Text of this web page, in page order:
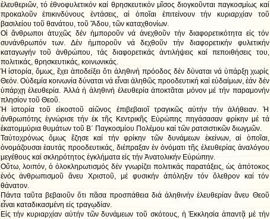
ἐλευθεριῶν, τό ἐθνοφυλετικόν καί θρησκευτικόν μῖσος διογκοῦνται παγκοσμίως καί
προκαλοῦν ἐπικινδύνους ἐντάσεις, αἱ ὁποῖαι ἐπιτείνουν τήν κυριαρχίαν τοῦ
βασιλείου τοῦ θανάτου, τοῦ Ἅδου, τῶν καταχθονίων.
Οἱ ἄνθρωποι ἀτυχῶς δέν ἠμποροῦν νά ἀνεχθοῦν τήν διαφορετικότητα εἰς τόν
συνάνθρωπόν των. Δέν ἠμποροῦν νά δεχθοῦν τήν διαφορετικήν φυλετικήν
καταγωγήν τοῦ ἀνθρώπου, τάς διαφορετικάς ἀντιλήψεις καί πεποιθήσεις του,
πολιτικάς, θρησκευτικάς, κοινωνικάς.
Ἡ ἱστορία, ὅμως, ἔχει ἀποδείξει ὅτι ἀληθινή πρόοδος δέν δύναται νά ὑπάρξῃ χωρίς
Θεόν. Οὐδεμία κοινωνία δύναται νά εἶναι ἀληθῶς προοδευτική καί εὐδαίμων, ἐάν δέν
ὑπάρχῃ ἐλευθερία. Ἀλλά ἡ ἀληθινή ἐλευθερία ἀποκτᾶται μόνον μέ τήν παραμονήν
πλησίον τοῦ Θεοῦ.
Ἡ ἱστορία τοῦ εἰκοστοῦ αἰῶνος ἐπιβεβαιοῖ τραγικῶς αὐτήν τήν ἀλήθειαν. Ἡ
ἀνθρωπότης ἐγνώρισε τήν ἐκ τῆς Κεντρικῆς Εὐρώπης πηγάσασαν φρίκην μέ τά
ἑκατομμύρια θυμάτων τοῦ Β΄ Παγκοσμίου Πολέμου καί τῶν ρατσιστικῶν διωγμῶν.
Ταὐτοχρόνως ὅμως ἔζησε καί τήν φρίκην τῶν δυνάμεων ἐκείνων, αἱ ὁποῖαι,
ὀνομάζουσαι ἑαυτάς προοδευτικάς, διέπραξαν ἐν ὀνόματι τῆς ἐλευθερίας ἀναλόγου
μεγέθους καί σκληρότητος ἐγκλήματα εἰς τήν Ἀνατολικήν Εὐρώπην.
Οὕτω, λοιπόν, ὁ ὁλοκληρωτισμός δέν γνωρίζει πολιτικάς παρατάξεις, ὡς ἀπότοκος
ἑνός ἀνθρωπισμοῦ ἄνευ Χριστοῦ, μέ φυσικήν ἀπόληξιν τόν ὄλεθρον καί τόν
θάνατον.
Πάντα ταῦτα βεβαιοῦν ὅτι πᾶσα προσπάθεια διά ἀληθινήν ἐλευθερίαν ἄνευ Θεοῦ
εἶναι καταδικασμένη εἰς τραγῳδίαν.
Εἰς τήν κυριαρχίαν αὐτήν τῶν δυνάμεων τοῦ σκότους, ἡ Ἐκκλησία ἀπαντᾷ μέ τήν